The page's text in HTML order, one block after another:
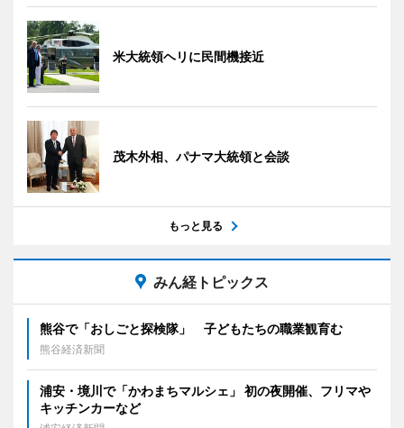
米大統領ヘリに民間機接近
茂木外相、パナマ大統領と会談
もっと見る
みん経トピックス
熊谷で「おしごと探検隊」 子どもたちの職業観育む
熊谷経済新聞
浦安・境川で「かわまちマルシェ」 初の夜開催、フリマや
キッチンカーなど